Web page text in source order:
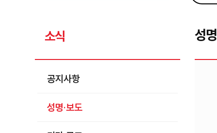
소식
공지사항
성명·보도
성
Sketchbook5, 스케치북5